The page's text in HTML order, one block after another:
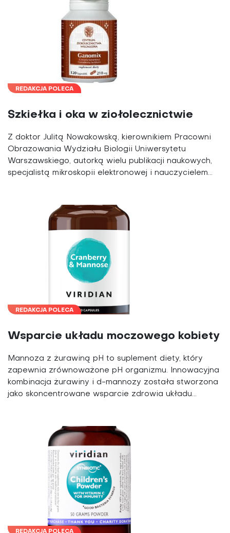
REDAKCJA POLECA
Szkiełka i oka w ziołolecznictwie
Z doktor Julitą Nowakowską, kierownikiem Pracowni
Obrazowania Wydziału Biologii Uniwersytetu
Warszawskiego, autorką wielu publikacji naukowych,
specjalistą mikroskopii elektronowej i nauczycielem...
REDAKCJA POLECA
Wsparcie układu moczowego kobiety
Mannoza z żurawiną pH to suplement diety, który
zapewnia zrównoważone pH organizmu. Innowacyjna
kombinacja żurawiny i d-mannozy została stworzona
jako skoncentrowane wsparcie zdrowia układu...
REDAKCJA POLECA